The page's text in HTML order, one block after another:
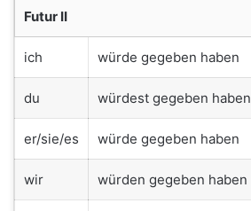
Futur II
ich würde gegeben haben
du würdest gegeben haben
er/sie/es würde gegeben haben
wir würden gegeben haben